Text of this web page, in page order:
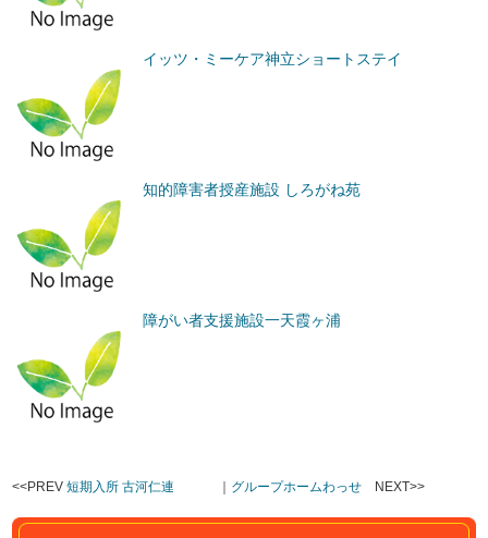
イッツ・ミーケア神立ショートステイ
知的障害者授産施設 しろがね苑
障がい者支援施設一天霞ヶ浦
<<PREV短期入所 古河仁連 ｜ グループホームわっせ NEXT>>